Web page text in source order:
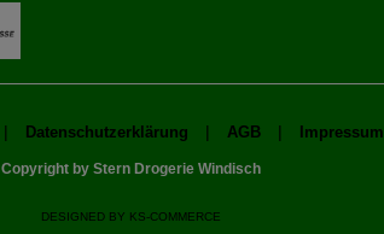
| Datenschutzerklärung | AGB | Impressum
Copyright by Stern Drogerie Windisch
DESIGNED BY KS-COMMERCE